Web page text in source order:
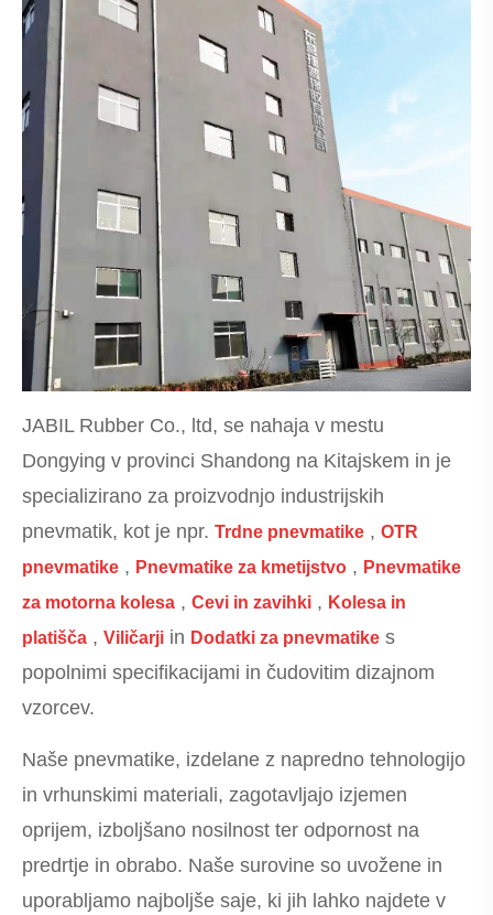
JABIL Rubber Co., ltd, se nahaja v mestu
Dongying v provinci Shandong na Kitajskem in je
specializirano za proizvodnjo industrijskih
pnevmatik, kot je npr. Trdne pnevmatike , OTR
pnevmatike , Pnevmatike za kmetijstvo , Pnevmatike
za motorna kolesa , Cevi in ​​zavihki , Kolesa in
platišča , Viličarji in Dodatki za pnevmatike s
popolnimi specifikacijami in čudovitim dizajnom
vzorcev.
Naše pnevmatike, izdelane z napredno tehnologijo
in vrhunskimi materiali, zagotavljajo izjemen
oprijem, izboljšano nosilnost ter odpornost na
predrtje in obrabo. Naše surovine so uvožene in
uporabljamo najboljše saje, ki jih lahko najdete v